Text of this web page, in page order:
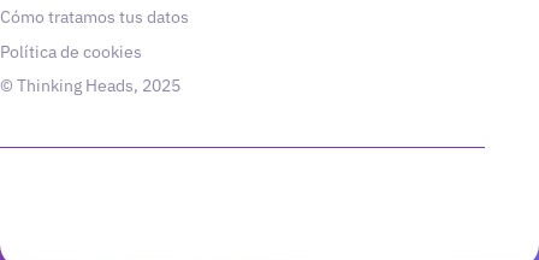
Cómo tratamos tus datos
Política de cookies
© Thinking Heads, 2025